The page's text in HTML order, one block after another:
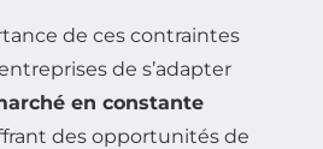
de ces contraintes
de s’adapter
en constante
des opportunités de